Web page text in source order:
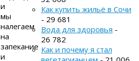
и
мы
налегаем
на
запекание
и
Как купить жильё в Сочи
- 29 681
Вода для здоровья -
26 782
Как и почему я стал